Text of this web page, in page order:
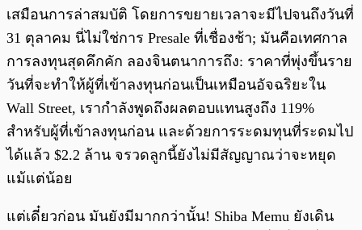
เสมือนการล่าสมบัติ โดยการขยายเวลาจะมีไปจนถึงวันที่
31 ตุลาคม นี่ไม่ใช่การ Presale ที่เชื่องช้า; มันคือเทศกาล
การลงทุนสุดคึกคัก ลองจินตนาการถึง: ราคาที่พุ่งขึ้นราย
วันที่จะทำให้ผู้ที่เข้าลงทุนก่อนเป็นเหมือนอัจฉริยะใน
Wall Street, เรากำลังพูดถึงผลตอบแทนสูงถึง 119%
สำหรับผู้ที่เข้าลงทุนก่อน และด้วยการระดมทุนที่ระดมไป
ได้แล้ว $2.2 ล้าน จรวดลูกนี้ยังไม่มีสัญญาณว่าจะหยุด
แม้แต่น้อย
แต่เดี๋ยวก่อน มันยังมีมากกว่านั้น! Shiba Memu ยังเดิน